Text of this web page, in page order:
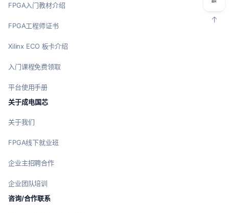
FPGA入门教材介绍
FPGA工程师证书
Xilinx ECO 板卡介绍
入门课程免费领取
平台使用手册
关于成电国芯
关于我们
FPGA线下就业班
企业主招聘合作
企业团队培训
咨询/合作联系